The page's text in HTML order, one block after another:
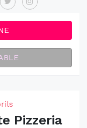
Pizzeria